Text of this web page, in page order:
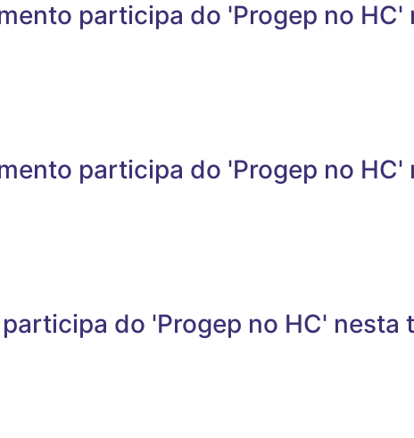
participa do 'Progep no HC'
participa do 'Progep no HC'
do 'Progep no HC' nesta